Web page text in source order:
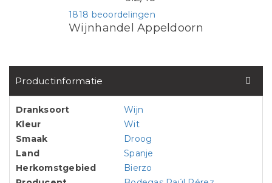
Wijnhandel Appeldoorn
1818 beoordelingen
Productinformatie
Dranksoort
Wijn
Kleur
Wit
Smaak
Droog
Land
Spanje
Herkomstgebied
Bierzo